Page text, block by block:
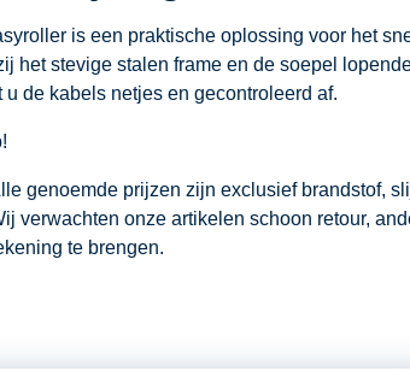
is een praktische oplossing voor het
het stevige stalen frame en de soepel
u de kabels netjes en gecontroleerd af.
genoemde prijzen zijn exclusief brandstof,
verwachten onze artikelen schoon retour,
te brengen.